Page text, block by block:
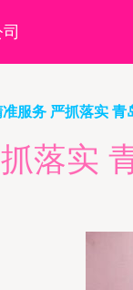
准服务 严抓落实 青
落实